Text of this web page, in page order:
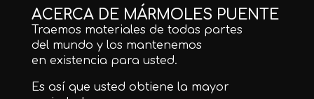
ACERCA DE MÁRMOLES PUENTE
Traemos materiales de todas partes
del mundo y los mantenemos
en existencia para usted.
Es así que usted obtiene la mayor